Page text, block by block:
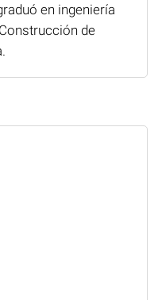
en ingeniería
de